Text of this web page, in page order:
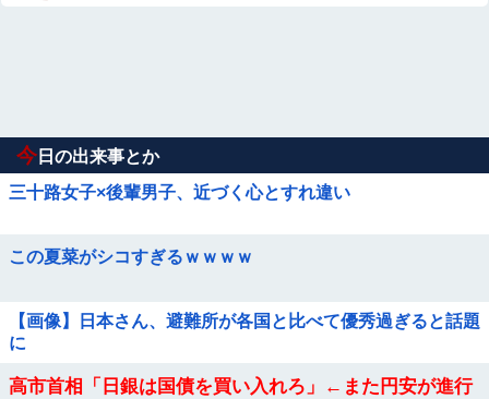
今 日の出来事とか
三十路女子×後輩男子、近づく心とすれ違い
この夏菜がシコすぎるｗｗｗｗ
【画像】日本さん、避難所が各国と比べて優秀過ぎると話題
に
高市首相「日銀は国債を買い入れろ」←また円安が進行